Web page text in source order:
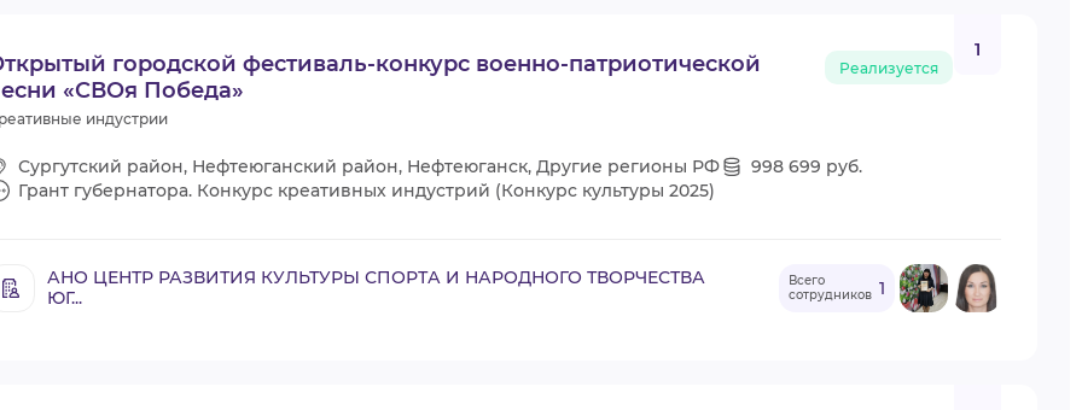
городской фестиваль-конкурс военно-патриотической
«СВОя Победа»
Реализуется
1
индустрии
Сургутский район, Нефтеюганский район, Нефтеюганск, Другие регионы РФ
998 699 руб.
Грант губернатора. Конкурс креативных индустрий (Конкурс культуры 2025)
АНО ЦЕНТР РАЗВИТИЯ КУЛЬТУРЫ СПОРТА И НАРОДНОГО ТВОРЧЕСТВА
ЮГ...
Всего
сотрудников 1